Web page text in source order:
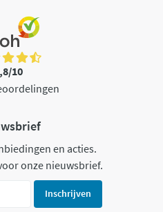
10
en acties.
onze nieuwsbrief.
Inschrijven